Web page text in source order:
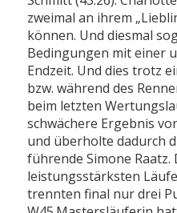
zweimal an ihrem
können. Und diesmal
Bedingungen mit einer
Endzeit. Und dies trotz
bzw. während des
beim letzten
schwächere Ergebnis
und überholte dadurch
führende Simone Raatz.
leistungsstärksten
trennten final nur drei